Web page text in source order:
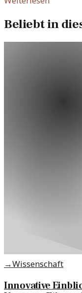
Beliebt in
→Wissenschaft
Innovative